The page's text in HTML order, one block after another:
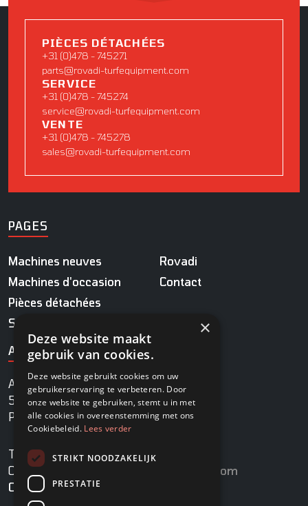
PIÈCES DÉTACHÉES
+31 (0)478 - 745271
parts@rovadi-turfequipment.com
SERVICE
+31 (0)478 - 745274
service@rovadi-turfequipment.com
VENTE
+31 (0)478 - 745278
sales@rovadi-turfequipment.com
PAGES
Machines neuves
Machines d'occasion
Pièces détachées
Service
Rovadi
Contact
ADRESSE
Agrobaan 13
5813 EB Ysselsteyn
Pays-Bas
TÉL.+31 478 745 270
COURRIEL
info@rovadi-turfequipment.com
Chambre de commerce
×
Deze website maakt
gebruik van cookies.
Deze website gebruikt cookies om uw
gebruikerservaring te verbeteren. Door
onze website te gebruiken, stemt u in met
alle cookies in overeenstemming met ons
Cookiebeleid. Lees verder
STRIKT NOODZAKELIJK
PRESTATIE